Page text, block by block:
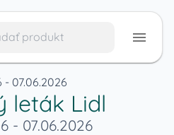
- 07.06.2026
leták Lidl
- 07.06.2026